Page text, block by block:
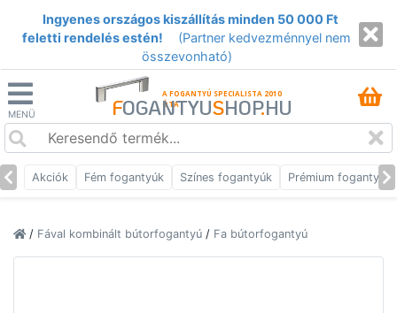
Ingyenes országos kiszállítás minden 50 000 Ft
feletti rendelés estén!
(Partner kedvezménnyel nem
összevonható)
MENÜ
A FOGANTYÚ SPECIALISTA 2010
ÓTA
FOGANTYUSHOP.HU
Akciók Fém fogantyúk Színes fogantyúk Prémium fogantyúk
/ Fával kombinált bútorfogantyú / Fa bútorfogantyú